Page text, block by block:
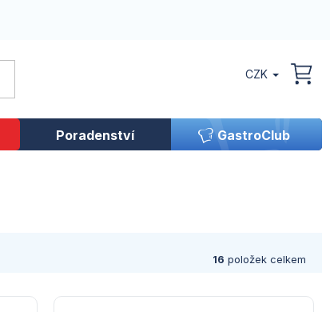
CZK
Poradenství GastroClub
16 položek celkem